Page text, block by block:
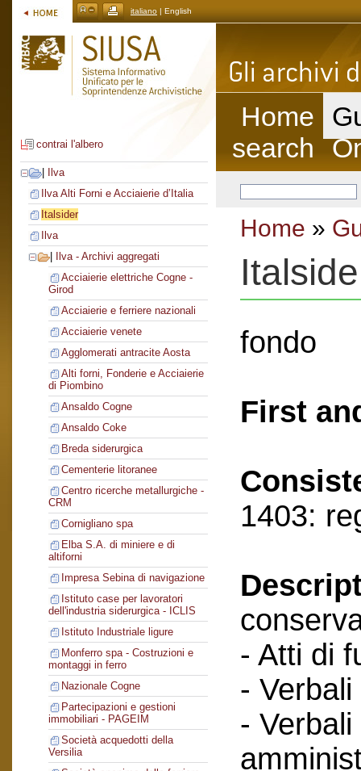
italiano | English
contrai l'albero
Ilva
Ilva Alti Forni e Acciaierie d’Italia
Italsider
Ilva
Ilva - Archivi aggregati
Acciaierie elettriche Cogne -
Girod
Acciaierie e ferriere nazionali
Acciaierie venete
Agglomerati antracite Aosta
Alti forni, Fonderie e Acciaierie
di Piombino
Ansaldo Cogne
Ansaldo Coke
Breda siderurgica
Cementerie litoranee
Centro ricerche metallurgiche -
CRM
Cornigliano spa
Elba S.A. di miniere e di
altiforni
Impresa Sebina di navigazione
Istituto case per lavoratori
dell'industria siderurgica - ICLIS
Istituto Industriale ligure
Monferro spa - Costruzioni e
montaggi in ferro
Nazionale Cogne
Partecipazioni e gestioni
immobiliari - PAGEIM
Società acquedotti della
Versilia
Home
search
Home »
fondo
First
1403:
- Atti di
-
-